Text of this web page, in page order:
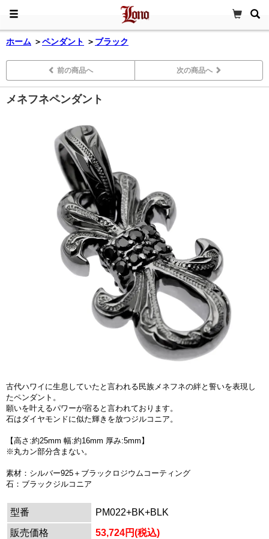
ホーム ＞ペンダント ＞ ブラック
前の商品へ 次の商品へ
メネフネペンダント
古代ハワイに生息していたと言われる民族メネフネの絆と誓いを表現し
たペンダント。
願いを叶えるパワーが宿ると言われております。
石はダイヤモンドに似た輝きを放つジルコニア。
【高さ:約25mm 幅:約16mm 厚み:5mm】
※丸カン部分含まない。
素材：シルバー925＋ブラックロジウムコーティング
石：ブラックジルコニア
型番
PM022+BK+BLK
販売価格
53,724円(税込)